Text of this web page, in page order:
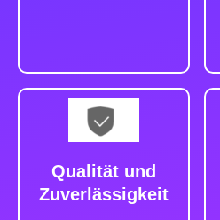
Qualität und
Zuverlässigkeit